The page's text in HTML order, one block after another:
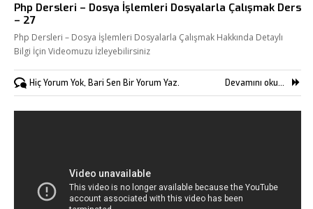
Php Dersleri – Dosya İşlemleri Dosyalarla Çalışmak Ders
– 27
Php Dersleri – Dosya İşlemleri Dosyalarla Çalışmak Hakkında Detaylı
Bilgi İçin Videomuzu İzleyebilirsiniz
Hiç Yorum Yok, Bari Sen Bir Yorum Yaz. Devamını oku...